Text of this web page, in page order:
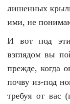
лишенных
ими, не
И вот под
взглядом вы
прежде, когда
почву из-под
требуя от вас